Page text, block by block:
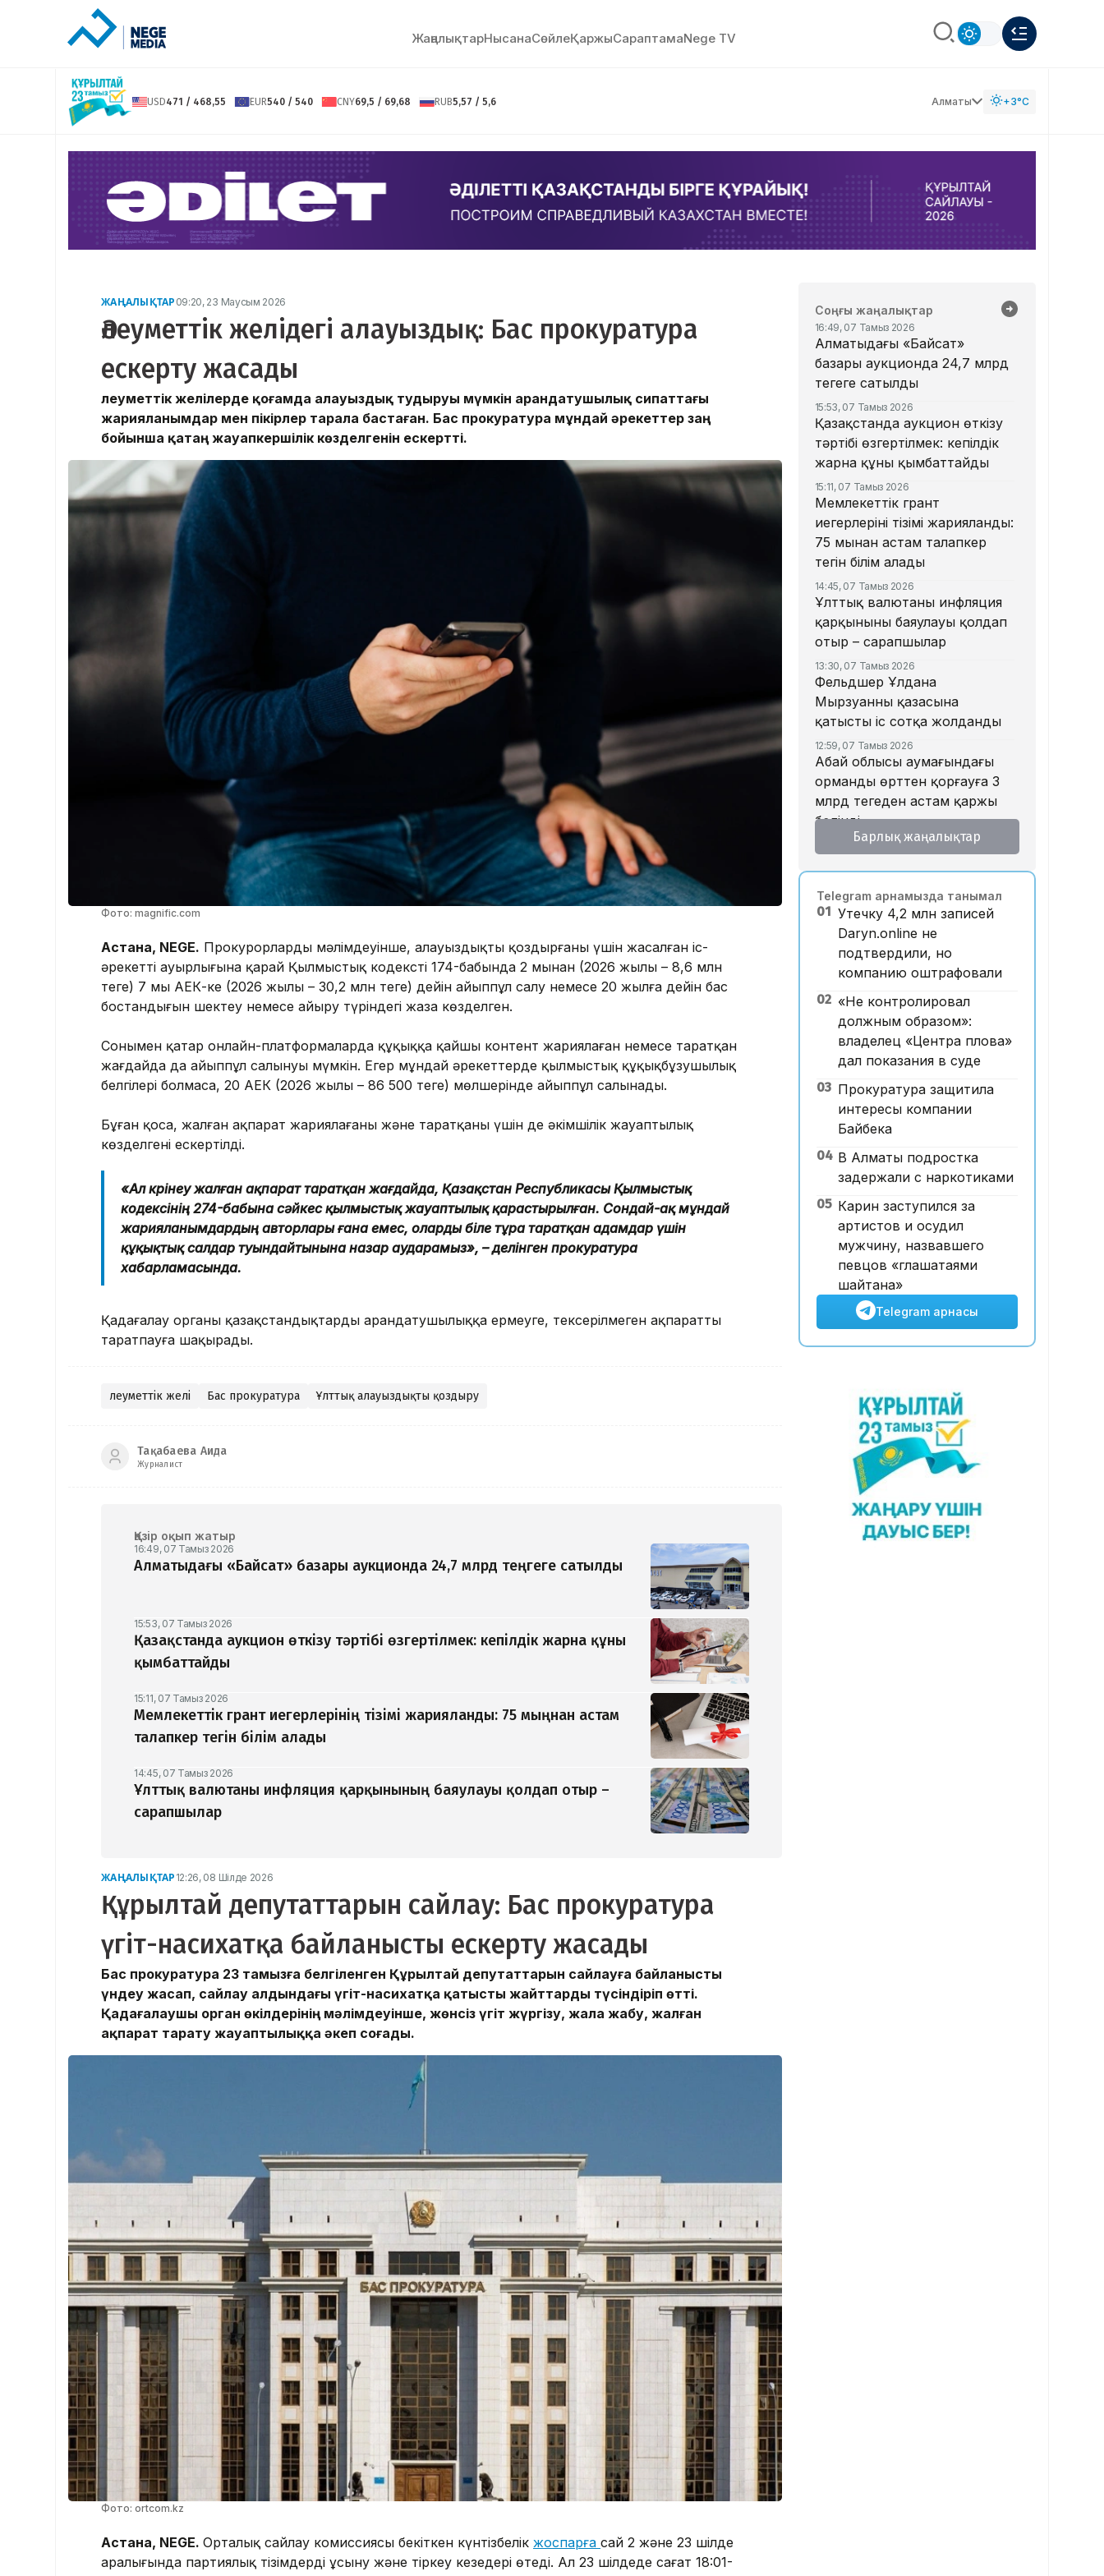
ЖаңалықтарНысанаСөйлeҚаржыСараптамаNege TV
USD471 / 468,55 EUR540 / 540 CNY69,5 / 69,68 RUB5,57 / 5,6 Алматы +3°C
ЖАҢАЛЫҚТАР 09:20, 23 Маусым 2026
Әлеуметтік желідегі алауыздық: Бас прокуратура
ескерту жасады
Әлеуметтік желілерде қоғамда алауыздық тудыруы мүмкін арандатушылық сипаттағы
жарияланымдар мен пікірлер тарала бастаған. Бас прокуратура мұндай әрекеттер заң
бойынша қатаң жауапкершілік көзделгенін ескертті.
Фото: magnific.com
Астана, NEGE. Прокурорлардың мәлімдеуінше, алауыздықты қоздырғаны үшін жасалған іс-
әрекеттің ауырлығына қарай Қылмыстық кодекстің 174-бабында 2 мыңнан (2026 жылы – 8,6 млн
теңге) 7 мың АЕК-ке (2026 жылы – 30,2 млн теңге) дейін айыппұл салу немесе 20 жылға дейін бас
бостандығын шектеу немесе айыру түріндегі жаза көзделген.
Сонымен қатар онлайн-платформаларда құқыққа қайшы контент жариялаған немесе таратқан
жағдайда да айыппұл салынуы мүмкін. Егер мұндай әрекеттерде қылмыстық құқықбұзушылық
белгілері болмаса, 20 АЕК (2026 жылы – 86 500 теңге) мөлшерінде айыппұл салынады.
Бұған қоса, жалған ақпарат жариялағаны және таратқаны үшін де әкімшілік жауаптылық
көзделгені ескертілді.
«Ал көрінеу жалған ақпарат таратқан жағдайда, Қазақстан Республикасы Қылмыстық
кодексінің 274-бабына сәйкес қылмыстық жауаптылық қарастырылған. Сондай-ақ мұндай
жарияланымдардың авторлары ғана емес, оларды біле тұра таратқан адамдар үшін
құқықтық салдар туындайтынына назар аударамыз», – делінген прокуратура
хабарламасында.
Қадағалау органы қазақстандықтарды арандатушылыққа ермеуге, тексерілмеген ақпаратты
таратпауға шақырады.
Әлеуметтік желі Бас прокуратура Ұлттық алауыздықты қоздыру
Тақабаева Аида
Журналист
Қазір оқып жатыр
16:49, 07 Тамыз 2026
Алматыдағы «Байсат» базары аукционда 24,7 млрд теңгеге сатылды
15:53, 07 Тамыз 2026
Қазақстанда аукцион өткізу тәртібі өзгертілмек: кепілдік жарна құны
қымбаттайды
15:11, 07 Тамыз 2026
Мемлекеттік грант иегерлерінің тізімі жарияланды: 75 мыңнан астам
талапкер тегін білім алады
14:45, 07 Тамыз 2026
Ұлттық валютаны инфляция қарқынының баяулауы қолдап отыр –
сарапшылар
ЖАҢАЛЫҚТАР 12:26, 08 Шілде 2026
Құрылтай депутаттарын сайлау: Бас прокуратура
үгіт-насихатқа байланысты ескерту жасады
Бас прокуратура 23 тамызға белгіленген Құрылтай депутаттарын сайлауға байланысты
үндеу жасап, сайлау алдындағы үгіт-насихатқа қатысты жайттарды түсіндіріп өтті.
Қадағалаушы орган өкілдерінің мәлімдеуінше, жөнсіз үгіт жүргізу, жала жабу, жалған
ақпарат тарату жауаптылыққа әкеп соғады.
Фото: ortcom.kz
Астана, NEGE. Орталық сайлау комиссиясы бекіткен күнтізбелік жоспарға сай 2 және 23 шілде
аралығында партиялық тізімдерді ұсыну және тіркеу кезеңдері өтеді. Ал 23 шілдеде сағат 18:01-
Соңғы жаңалықтар
16:49, 07 Тамыз 2026
Алматыдағы «Байсат»
базары аукционда 24,7 млрд
теңгеге сатылды
15:53, 07 Тамыз 2026
Қазақстанда аукцион өткізу
тәртібі өзгертілмек: кепілдік
жарна құны қымбаттайды
15:11, 07 Тамыз 2026
Мемлекеттік грант
иегерлерінің тізімі жарияланды:
75 мыңнан астам талапкер
тегін білім алады
14:45, 07 Тамыз 2026
Ұлттық валютаны инфляция
қарқынының баяулауы қолдап
отыр – сарапшылар
13:30, 07 Тамыз 2026
Фельдшер Ұлдана
Мырзуанның қазасына
қатысты іс сотқа жолданды
12:59, 07 Тамыз 2026
Абай облысы аумағындағы
орманды өрттен қорғауға 3
млрд теңгеден астам қаржы
бөлінді
12:00, 07 Тамыз 2026
бұрынғы бас бапкері
басқаруы мүмкін
11:54, 07 Тамыз 2026
Абай облысында бұрынғы
жұбайын таяқпен ұрып
өлтірген ер адамға үкім
шықты
11:52, 07 Тамыз 2026
Марқұм фельдшер Ұлдана
Мырзуанның жұбайы жаңа
некесіне қатысты пікір
білдірді
Қызылорда облысында заңсыз
алтын өндірді деген күдікпен
13 адам қамауға алынды
Барлық жаңалықтар
Telegram арнамызда танымал
01 Утечку 4,2 млн записей
Daryn.online не
подтвердили, но
компанию оштрафовали
02 «Не контролировал
должным образом»:
владелец «Центра плова»
дал показания в суде
03 Прокуратура защитила
интересы компании
Байбека
04 В Алматы подростка
задержали с наркотиками
05 Карин заступился за
артистов и осудил
мужчину, назвавшего
певцов «глашатаями
шайтана»
Telegram арнасы